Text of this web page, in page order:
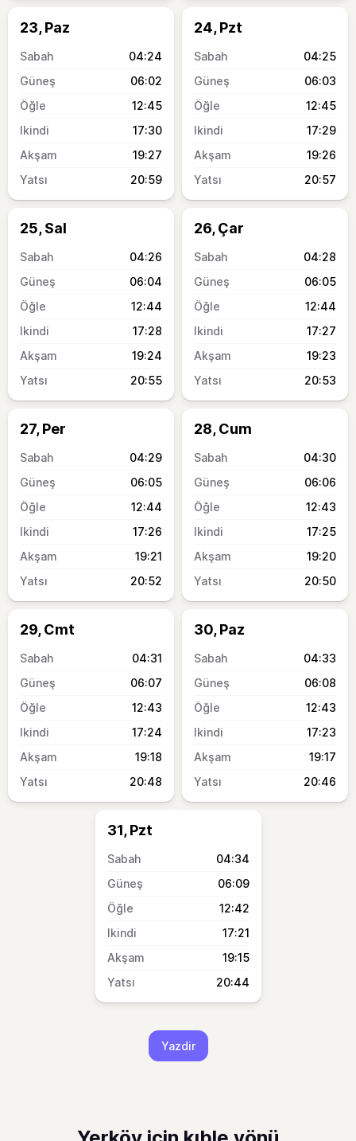
23, Paz
04:24
06:02
12:45
17:30
19:27
20:59
24, Pzt
04:25
06:03
12:45
17:29
19:26
20:57
25, Sal
04:26
06:04
12:44
17:28
19:24
20:55
26, Çar
04:28
06:05
12:44
17:27
19:23
20:53
27, Per
04:29
06:05
12:44
17:26
19:21
20:52
28, Cum
04:30
06:06
12:43
17:25
19:20
20:50
29, Cmt
04:31
06:07
12:43
17:24
19:18
20:48
30, Paz
04:33
06:08
12:43
17:23
19:17
20:46
31, Pzt
04:34
06:09
12:42
17:21
19:15
20:44
Yazdir